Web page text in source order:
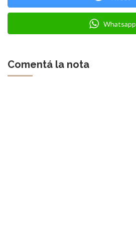
Whatsapp
Comentá la nota